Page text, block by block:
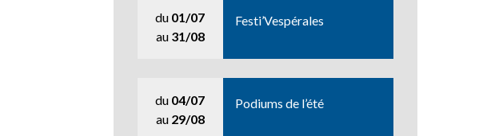
du 01/07
au 31/08
Festi’Vespérales
du 04/07
au 29/08
Podiums de l’été